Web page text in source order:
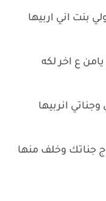
بنت اني اربيها
ع اخر لكه
انربيها
جناتك وخلف منها